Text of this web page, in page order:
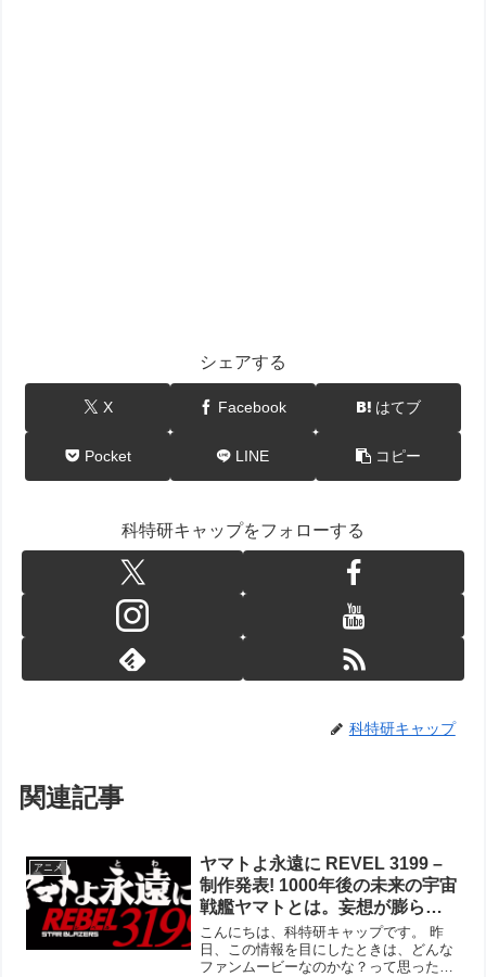
シェアする
X Facebook はてブ
Pocket LINE コピー
科特研キャップをフォローする
科特研キャップ
関連記事
アニメ
ヤマトよ永遠に REVEL 3199 –
制作発表! 1000年後の未来の宇宙
戦艦ヤマトとは。妄想が膨らむ
ばかりです！
こんにちは、科特研キャップです。 昨
日、この情報を目にしたときは、どんな
ファンムービーなのかな？って思ったほ